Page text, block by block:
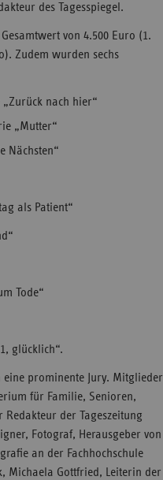
des Tagesspiegel.
von 4.500 Euro (1.
Zudem wurden sechs
nach hier“
„Mutter“
Nächsten“
als Patient“
Tode“
glücklich“.
prominente Jury. Mitglieder
für Familie, Senioren,
Redakteur der Tageszeitung
Fotograf, Herausgeber von
an der Fachhochschule
Michaela Gottfried, Leiterin der